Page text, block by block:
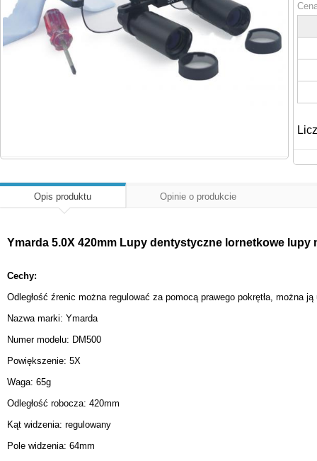
Opis produktu Opinie o produkcie
Ymarda 5.0X 420mm Lupy dentystyczne lornetkowe lupy
Cechy:
Odległość źrenic można regulować za pomocą prawego pokrętła, można
Nazwa marki: Ymarda
Numer modelu: DM500
Powiększenie: 5X
Waga: 65g
Odległość robocza: 420mm
Kąt widzenia: regulowany
Pole widzenia: 64mm